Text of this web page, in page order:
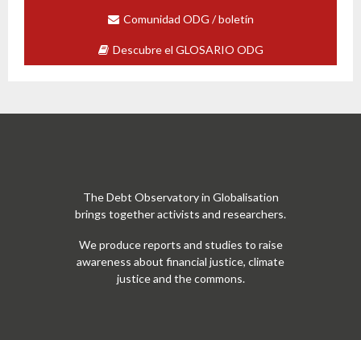
Comunidad ODG / boletín
Descubre el GLOSARIO ODG
The Debt Observatory in Globalisation
brings together activists and researchers.
We produce reports and studies to raise
awareness about financial justice, climate
justice and the commons.